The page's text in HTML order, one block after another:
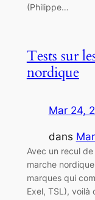
(Philippe…
Tests sur
nordique
Mar 24,
dans
Avec un recul
marche
marques qui
Exel, TSL), voilà